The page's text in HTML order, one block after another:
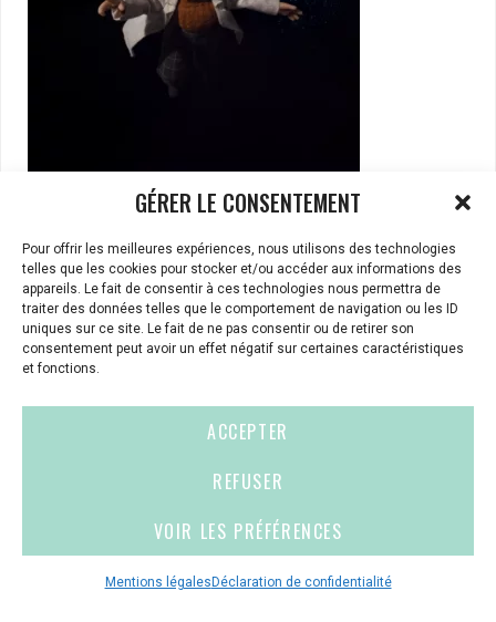
GÉRER LE CONSENTEMENT
Pour offrir les meilleures expériences, nous utilisons des technologies
telles que les cookies pour stocker et/ou accéder aux informations des
appareils. Le fait de consentir à ces technologies nous permettra de
traiter des données telles que le comportement de navigation ou les ID
uniques sur ce site. Le fait de ne pas consentir ou de retirer son
consentement peut avoir un effet négatif sur certaines caractéristiques
et fonctions.
ACCEPTER
REFUSER
VOIR LES PRÉFÉRENCES
Mentions légales Déclaration de confidentialité
Signal
un film écrit et réalisé parMathilde Parquetet
Emma Carré
recherche de signes de vies extra-terrestres, afin
de son temps tournée vers l’infini intersidéral, elle
une coproductionVivement Lundi ! / Lumiere / Komadoli